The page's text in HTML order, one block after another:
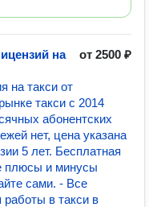
на
от 2500 ₽
на такси от
такси с 2014
абонентских
нет, цена указана
5 лет. Бесплатная
плюсы и минусы
сами. - Все
в такси в